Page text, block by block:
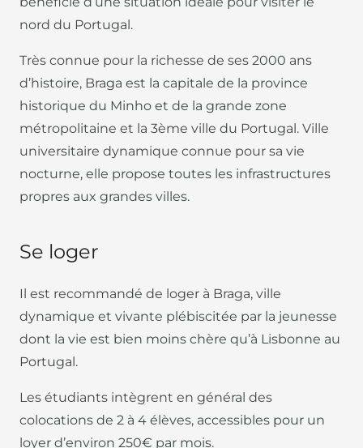
nord du Portugal.
Très connue pour la richesse de ses 2000 ans
d’histoire, Braga est la capitale de la province
historique du Minho et de la grande zone
métropolitaine et la 3ème ville du Portugal. Ville
universitaire dynamique connue pour sa vie
nocturne, elle propose toutes les infrastructures
propres aux grandes villes.
Se loger
Il est recommandé de loger à Braga, ville
dynamique et vivante plébiscitée par la jeunesse
dont la vie est bien moins chère qu’à Lisbonne au
Portugal.
Les étudiants intègrent en général des
colocations de 2 à 4 élèves, accessibles pour un
loyer d’environ 250€ par mois.